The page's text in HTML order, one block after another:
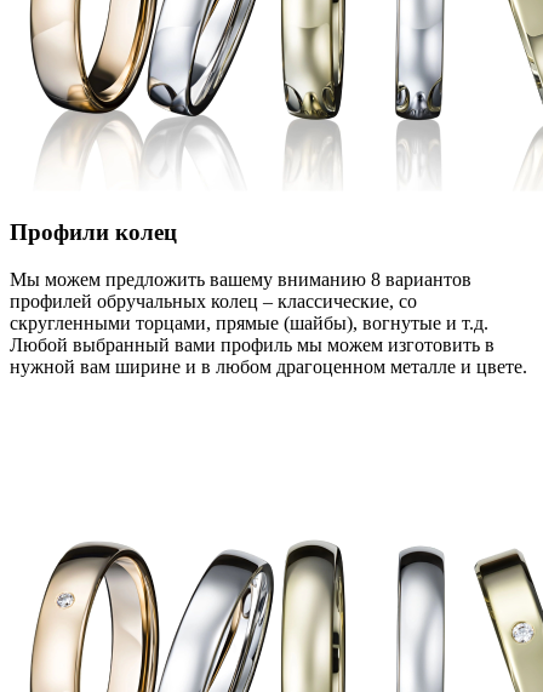
Профили колец
Мы можем предложить вашему вниманию 8 вариантов
профилей обручальных колец – классические, со
скругленными торцами, прямые (шайбы), вогнутые и т.д.
Любой выбранный вами профиль мы можем изготовить в
нужной вам ширине и в любом драгоценном металле и цвете.